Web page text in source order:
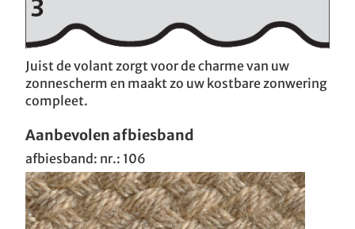
Juist de volant zorgt voor de charme van uw
zonnescherm en maakt zo uw kostbare zonwering
compleet.
Aanbevolen afbiesband
afbiesband: nr.: 106